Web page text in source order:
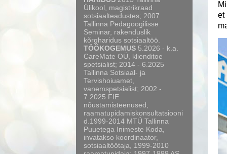
et
Ülikool, magistrikraad
sotsiaalteadustes; 2007
Tallinna Pedagoogilisse
Seminar, rakenduslik
kõrgharidus sotsiaaltöö.
TÖÖKOGEMUS 5.2026 - k.a.
CareMate OÜ, klienditoe
spetsialist; 2014 - 6.2025
Tallinna Sotsiaal- ja
Tervishoiuamet,
vanemspetsialist; 2002 -
7.2025 FIE
nõustamisteenused,
raamatupidamiskonsultatsiooni
d.1999-2014 MTÜ Tallinna
Puuetega Inimeste Koda,
invatakso koordinaator,
sotsiaaltöötaja, 1999-2010